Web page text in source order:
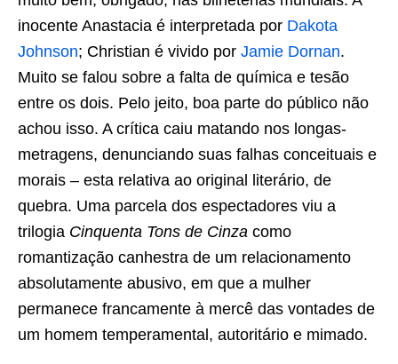
inocente Anastacia é interpretada por Dakota
Johnson; Christian é vivido por Jamie Dornan.
Muito se falou sobre a falta de química e tesão
entre os dois. Pelo jeito, boa parte do público não
achou isso. A crítica caiu matando nos longas-
metragens, denunciando suas falhas conceituais e
morais – esta relativa ao original literário, de
quebra. Uma parcela dos espectadores viu a
trilogia Cinquenta Tons de Cinza como
romantização canhestra de um relacionamento
absolutamente abusivo, em que a mulher
permanece francamente à mercê das vontades de
um homem temperamental, autoritário e mimado.